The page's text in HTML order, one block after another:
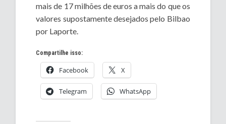
mais de 17 milhões de euros a mais do que os
valores supostamente desejados pelo Bilbao
por Laporte.
Compartilhe isso:
Facebook X
Telegram WhatsApp